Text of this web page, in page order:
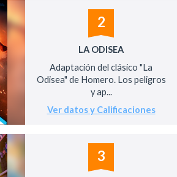
2
LA ODISEA
Adaptación del clásico "La
Odisea" de Homero. Los peligros
y ap...
Ver datos y Calificaciones
3